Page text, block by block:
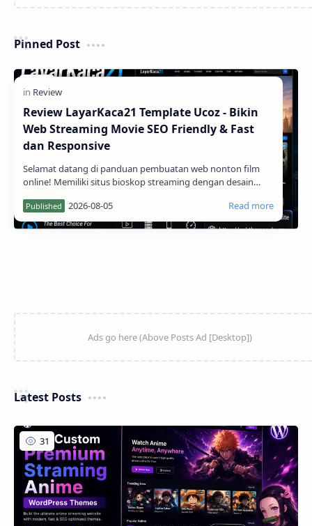
Pinned Post
Review LayarKaca21 Template Ucoz - Bikin
Web Streaming Movie SEO Friendly & Fast
dan Responsive
Selamat datang di panduan pembuatan web nonton film
online! Memiliki situs bioskop streaming dengan desain
utama untuk menarik ribuan pengunjung harian. Jika Anda
menggunakan platform uCoz, menga...
Latest Posts